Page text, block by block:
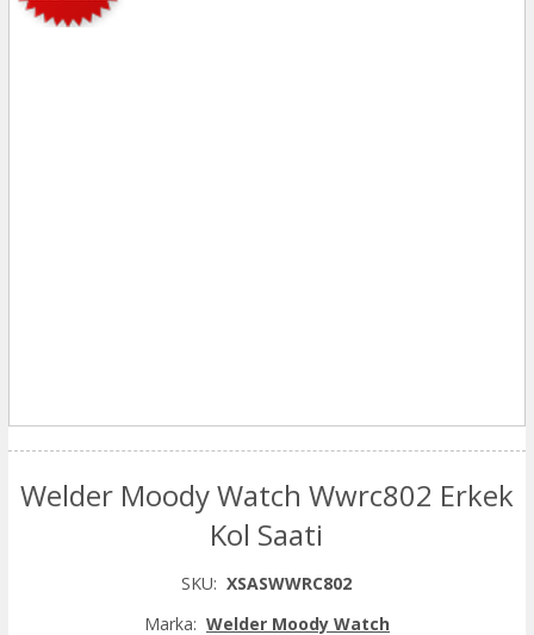
Welder Moody Watch Wwrc802 Erkek
Kol Saati
SKU: XSASWWRC802
Marka: Welder Moody Watch